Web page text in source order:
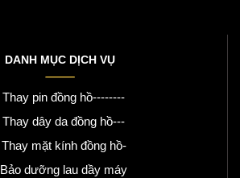
DANH MỤC DỊCH VỤ
Thay pin đồng hồ--------
Thay dây da đồng hồ---
Thay mặt kính đồng hồ-
Bảo dưỡng lau dầy máy